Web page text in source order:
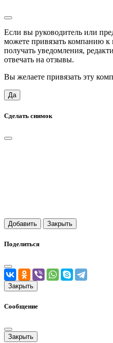
Если вы руководитель или
можете привязать компанию
получать уведомления,
отвечать на отзывы.
Вы желаете привязать эту
Да
Сделать снимок
Добавить Закрыть
Поделиться
Закрыть
Сообщение
Закрыть